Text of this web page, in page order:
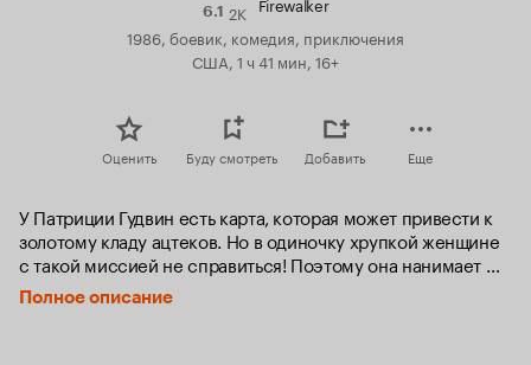
6.1Рейтинг
6.1
2K
1986, боевик, комедия, приключения
США, 1 ч 41 мин, 16+
Оценить Буду смотреть Добавить Еще
У Патриции Гудвин есть карта, которая может привести к
золотому кладу ацтеков. Но в одиночку хрупкой женщине
с такой миссией не справиться! Поэтому она нанимает
двух дюжих авантюристов, готовых за золотые посулы
пройти вместе с ней сквозь огонь и воду. Это Макс и его
Полное описание